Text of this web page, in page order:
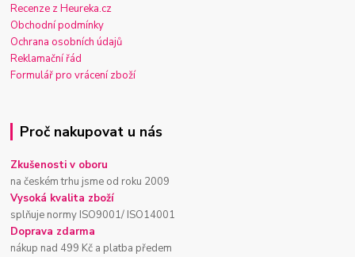
Recenze z Heureka.cz
Obchodní podmínky
Ochrana osobních údajů
Reklamační řád
Formulář pro vrácení zboží
Proč nakupovat u nás
Zkušenosti v oboru
na českém trhu jsme od roku 2009
Vysoká kvalita zboží
splňuje normy ISO9001/ ISO14001
Doprava zdarma
nákup nad 499 Kč a platba předem